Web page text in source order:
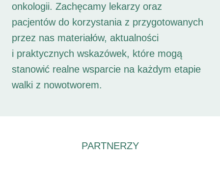
onkologii. Zachęcamy lekarzy oraz
pacjentów do korzystania z przygotowanych
przez nas materiałów, aktualności
i praktycznych wskazówek, które mogą
stanowić realne wsparcie na każdym etapie
walki z nowotworem.
PARTNERZY